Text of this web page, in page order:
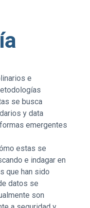
e
se busca
y data
emergentes
estas se
e indagar en
que han sido
datos se
son